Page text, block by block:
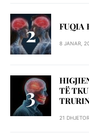
FUQIA
8 JANAR,
TË
21